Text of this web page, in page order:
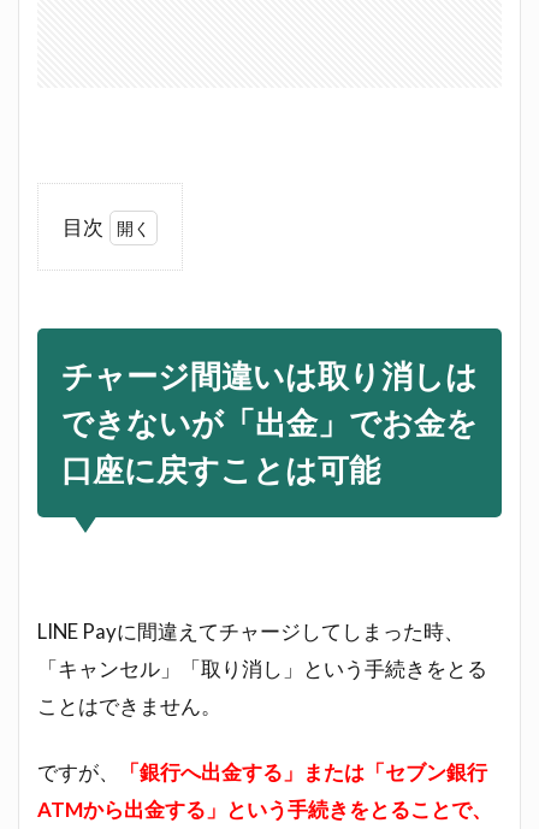
目次
いは
取り
消し
はで
きな
いが
「出
口座
に戻
すこ
とは
可能
2
金
チャージ間違いは取り消しは
できないが「出金」でお金を
口座に戻すことは可能
LINE Payに間違えてチャージしてしまった時、
「キャンセル」「取り消し」という手続きをとる
ことはできません。
ですが、
「銀行へ出金する」または「セブン銀行
ATMから出金する」という手続きをとることで、